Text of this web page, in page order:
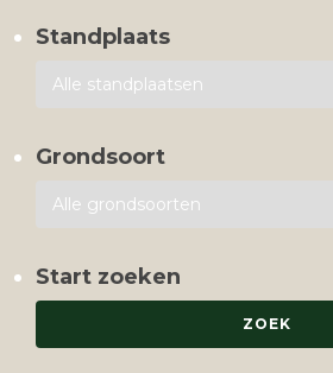
Standplaats
Grondsoort
Start zoeken